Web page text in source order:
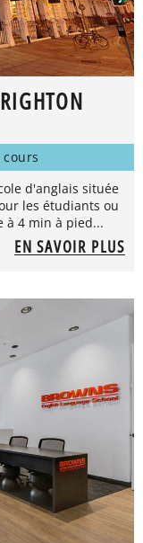
d'anglais située
les étudiants ou
à 4 min à pied...
EN SAVOIR PLUS